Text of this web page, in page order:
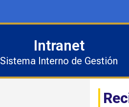
Intranet
Sistema Interno de Gestión